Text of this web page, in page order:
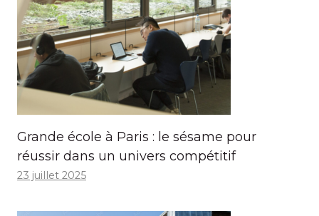
Grande école à Paris : le sésame pour
réussir dans un univers compétitif
23 juillet 2025